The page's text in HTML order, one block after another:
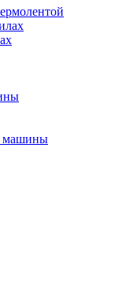
машины